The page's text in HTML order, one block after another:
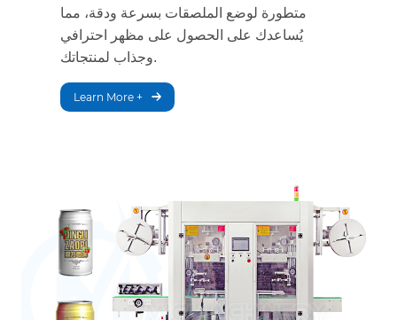
متطورة لوضع الملصقات بسرعة ودقة، مما
يُساعدك على الحصول على مظهر احترافي
وجذاب لمنتجاتك.
Learn More +